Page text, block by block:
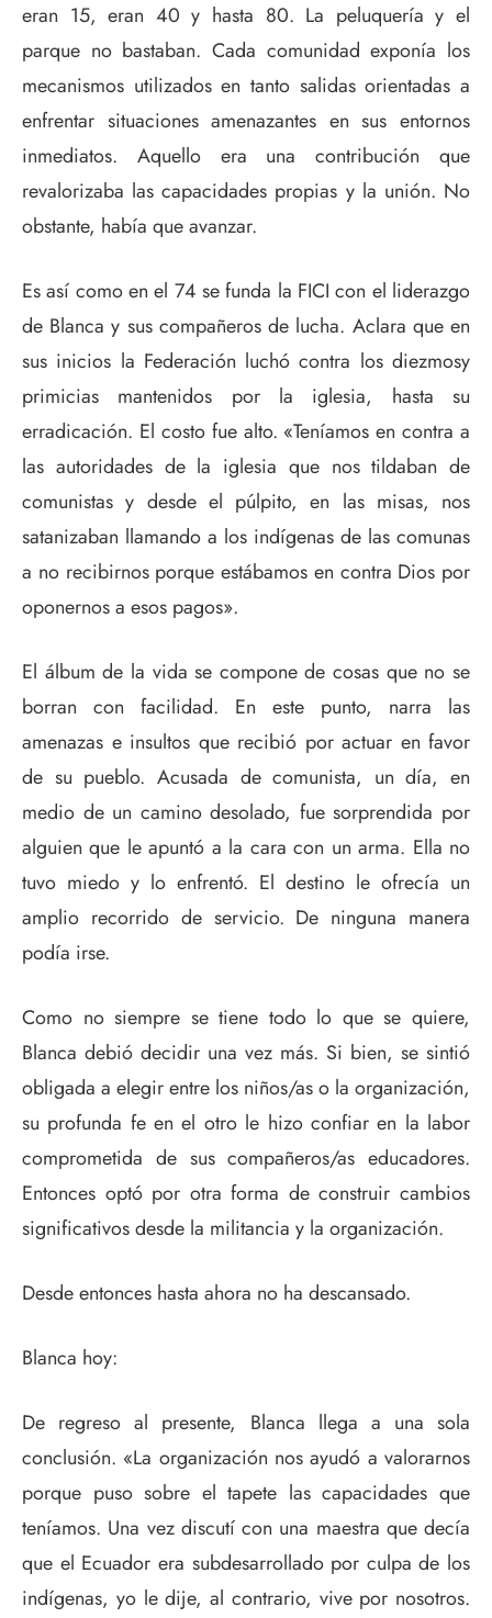
eran 15, eran 40 y hasta 80. La peluquería y el
parque no bastaban. Cada comunidad exponía los
mecanismos utilizados en tanto salidas orientadas a
enfrentar situaciones amenazantes en sus entornos
inmediatos. Aquello era una contribución que
revalorizaba las capacidades propias y la unión. No
obstante, había que avanzar.
Es así como en el 74 se funda la FICI con el liderazgo
de Blanca y sus compañeros de lucha. Aclara que en
sus inicios la Federación luchó contra los diezmosy
primicias mantenidos por la iglesia, hasta su
erradicación. El costo fue alto. «Teníamos en contra a
las autoridades de la iglesia que nos tildaban de
comunistas y desde el púlpito, en las misas, nos
satanizaban llamando a los indígenas de las comunas
a no recibirnos porque estábamos en contra Dios por
oponernos a esos pagos».
El álbum de la vida se compone de cosas que no se
borran con facilidad. En este punto, narra las
amenazas e insultos que recibió por actuar en favor
de su pueblo. Acusada de comunista, un día, en
medio de un camino desolado, fue sorprendida por
alguien que le apuntó a la cara con un arma. Ella no
tuvo miedo y lo enfrentó. El destino le ofrecía un
amplio recorrido de servicio. De ninguna manera
podía irse.
Como no siempre se tiene todo lo que se quiere,
Blanca debió decidir una vez más. Si bien, se sintió
obligada a elegir entre los niños/as o la organización,
su profunda fe en el otro le hizo confiar en la labor
comprometida de sus compañeros/as educadores.
Entonces optó por otra forma de construir cambios
significativos desde la militancia y la organización.
Desde entonces hasta ahora no ha descansado.
Blanca hoy:
De regreso al presente, Blanca llega a una sola
conclusión. «La organización nos ayudó a valorarnos
porque puso sobre el tapete las capacidades que
teníamos. Una vez discutí con una maestra que decía
que el Ecuador era subdesarrollado por culpa de los
indígenas, yo le dije, al contrario, vive por nosotros.